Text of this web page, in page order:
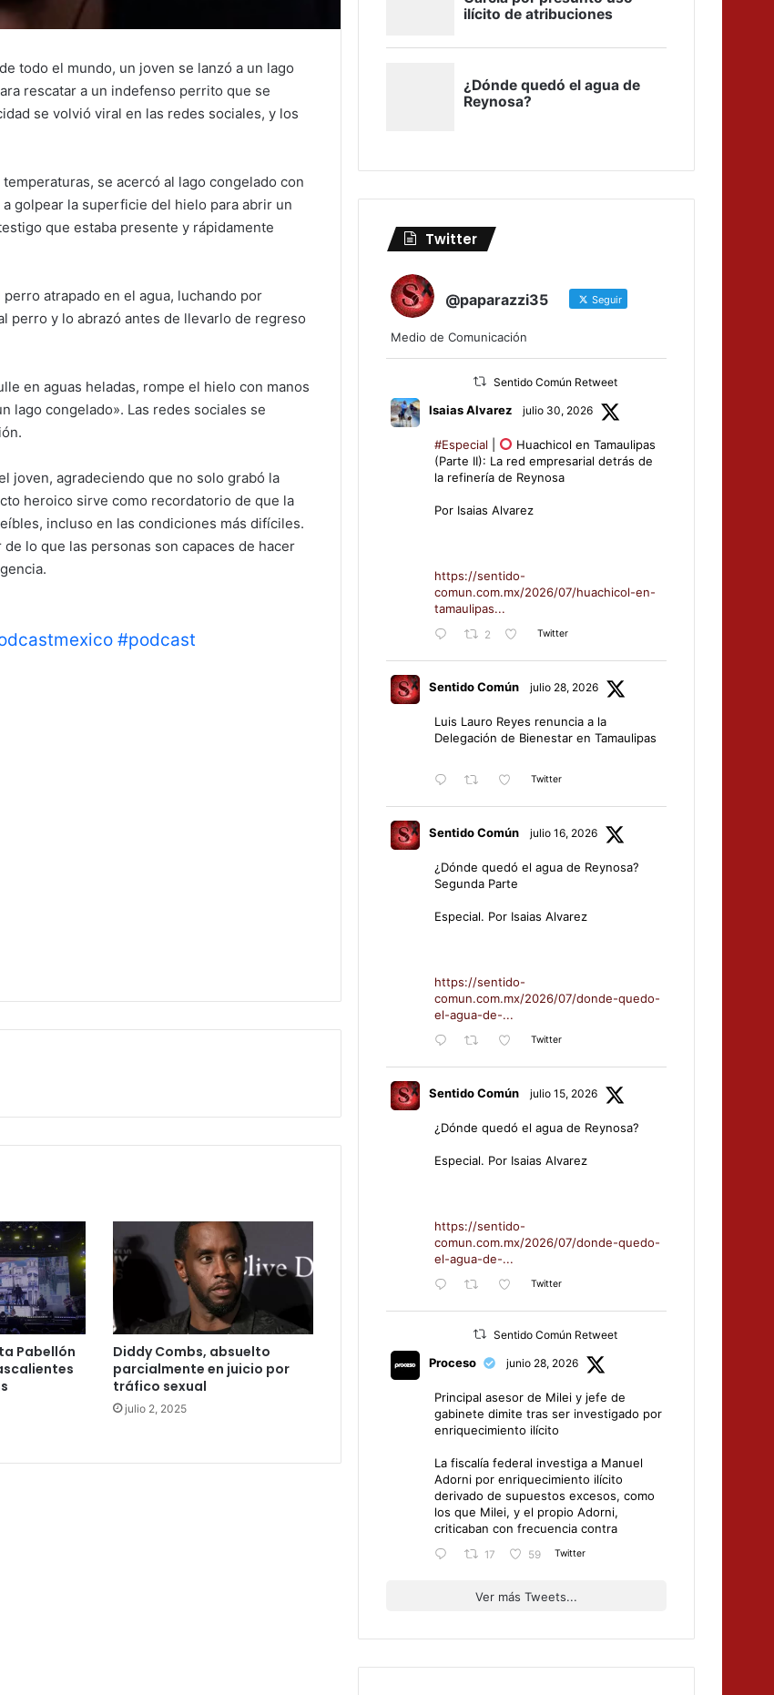
todo el mundo, un joven se lanzó a un lago
rescatar a un indefenso perrito que se
se volvió viral en las redes sociales, y los
se acercó al lago congelado con
golpear la superficie del hielo para abrir un
que estaba presente y rápidamente
atrapado en el agua, luchando por
perro y lo abrazó antes de llevarlo de regreso
en aguas heladas, rompe el hielo con manos
lago congelado». Las redes sociales se
joven, agradeciendo que no solo grabó la
heroico sirve como recordatorio de que la
incluso en las condiciones más difíciles.
lo que las personas son capaces de hacer
#podcast
Pabellón
Diddy Combs, absuelto
parcialmente en juicio por
tráfico sexual
julio 2, 2025
Twitter
@paparazzi35 Seguir
Medio de Comunicación
Sentido Común Retweet
Isaias Alvarez julio 30, 2026
#Especial
Huachicol en Tamaulipas
(Parte II): La red empresarial detrás de
la refinería de Reynosa
Por Isaias Alvarez
https://sentido-
comun.com.mx/2026/07/huachicol-en-
tamaulipas...
2 Twitter
Sentido Común julio 28, 2026
Luis Lauro Reyes renuncia a la
Delegación de Bienestar en Tamaulipas
Twitter
Sentido Común julio 16, 2026
¿Dónde quedó el agua de Reynosa?
Segunda Parte
Especial. Por Isaias Alvarez
https://sentido-
comun.com.mx/2026/07/donde-quedo-
el-agua-de-...
Twitter
Sentido Común julio 15, 2026
¿Dónde quedó el agua de Reynosa?
Especial. Por Isaias Alvarez
https://sentido-
comun.com.mx/2026/07/donde-quedo-
el-agua-de-...
Twitter
Sentido Común Retweet
Proceso junio 28, 2026
Principal asesor de Milei y jefe de
gabinete dimite tras ser investigado por
enriquecimiento ilícito
La fiscalía federal investiga a Manuel
Adorni por enriquecimiento ilícito
derivado de supuestos excesos, como
los que Milei, y el propio Adorni,
criticaban con frecuencia contra
17 59 Twitter
Ver más Tweets...